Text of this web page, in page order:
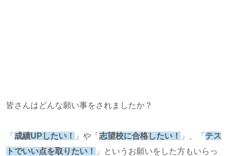
皆さんはどんな願い事をされましたか？
「 成績UPしたい！ 」や「 志望校に合格したい！ 」、「 テス
トでいい点を取りたい！
」というお願いをした方もいらっ